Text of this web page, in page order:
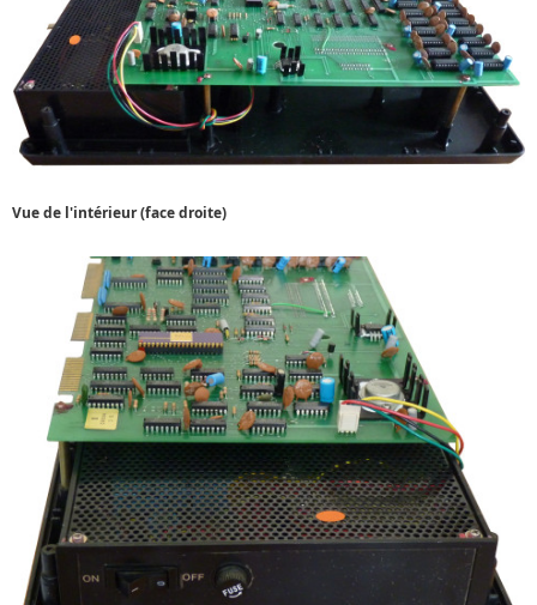
Vue de l'intérieur (face droite)